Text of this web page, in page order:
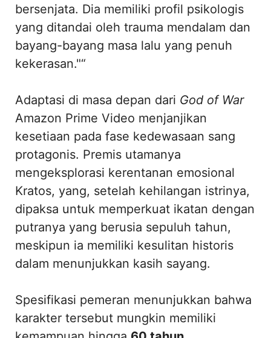
bersenjata. Dia memiliki profil psikologis
yang ditandai oleh trauma mendalam dan
bayang-bayang masa lalu yang penuh
kekerasan."“
Adaptasi di masa depan dari God of War
Amazon Prime Video menjanjikan
kesetiaan pada fase kedewasaan sang
protagonis. Premis utamanya
mengeksplorasi kerentanan emosional
Kratos, yang, setelah kehilangan istrinya,
dipaksa untuk memperkuat ikatan dengan
putranya yang berusia sepuluh tahun,
meskipun ia memiliki kesulitan historis
dalam menunjukkan kasih sayang.
Spesifikasi pemeran menunjukkan bahwa
karakter tersebut mungkin memiliki